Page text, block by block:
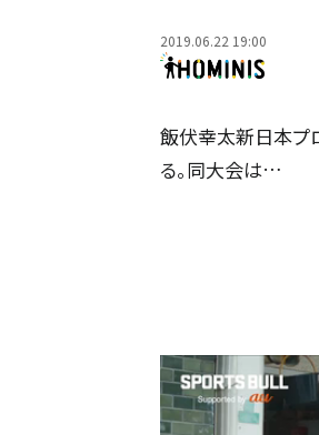
2019.06.22 19:00
飯伏幸太新日本プ
る。同大会は…